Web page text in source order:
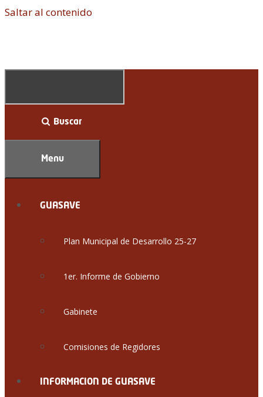
Saltar al contenido
Buscar
Menu
GUASAVE
Plan Municipal de Desarrollo 25-27
1er. Informe de Gobierno
Gabinete
Comisiones de Regidores
INFORMACION DE GUASAVE